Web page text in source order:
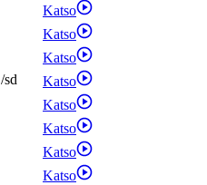
Katso
Katso
Katso
/sd
Katso
Katso
Katso
Katso
Katso